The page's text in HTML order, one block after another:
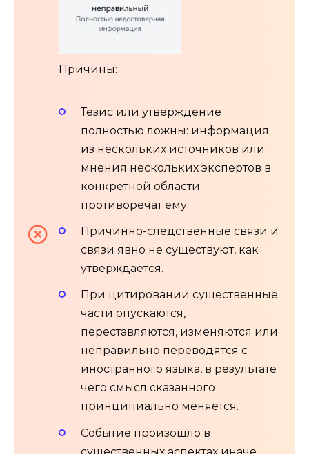
Причины:
Тезис или утверждение
полностью ложны: информация
из нескольких источников или
мнения нескольких экспертов в
конкретной области
противоречат ему.
Причинно-следственные связи и
связи явно не существуют, как
утверждается.
При цитировании существенные
части опускаются,
переставляются, изменяются или
неправильно переводятся с
иностранного языка, в результате
чего смысл сказанного
принципиально меняется.
Событие произошло в
существенных аспектах иначе,